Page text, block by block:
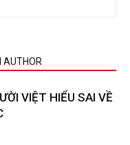
AUTHOR
VIỆT HIỂU SAI VỀ